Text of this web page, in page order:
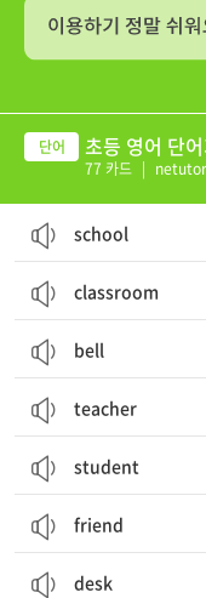
초등 영어 단
77 카드 | netutor
school
classroom
bell
teacher
student
friend
desk